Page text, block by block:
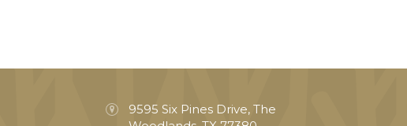
9595 Six Pines Drive, The